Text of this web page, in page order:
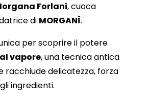
Forlani, cuoca
di MORGANÌ.
per scoprire il potere
vapore, una tecnica antica
racchiude delicatezza, forza
ingredienti.